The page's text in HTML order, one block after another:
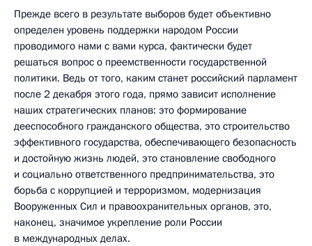
Прежде всего в результате выборов будет объективно
определен уровень поддержки народом России
проводимого нами с вами курса, фактически будет
решаться вопрос о преемственности государственной
политики. Ведь от того, каким станет российский парламент
после 2 декабря этого года, прямо зависит исполнение
наших стратегических планов: это формирование
дееспособного гражданского общества, это строительство
эффективного государства, обеспечивающего безопасность
и достойную жизнь людей, это становление свободного
и социально ответственного предпринимательства, это
борьба с коррупцией и терроризмом, модернизация
Вооруженных Сил и правоохранительных органов, это,
наконец, значимое укрепление роли России
в международных делах.